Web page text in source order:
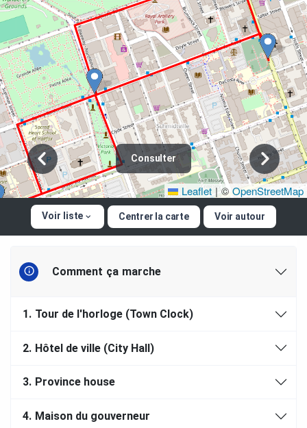
Comment ça marche
1. Tour de l'horloge (Town Clock)
2. Hôtel de ville (City Hall)
3. Province house
4. Maison du gouverneur
Leaflet |© OpenStreetMap
Consulter
Voir liste Centrer la carte Voir autour